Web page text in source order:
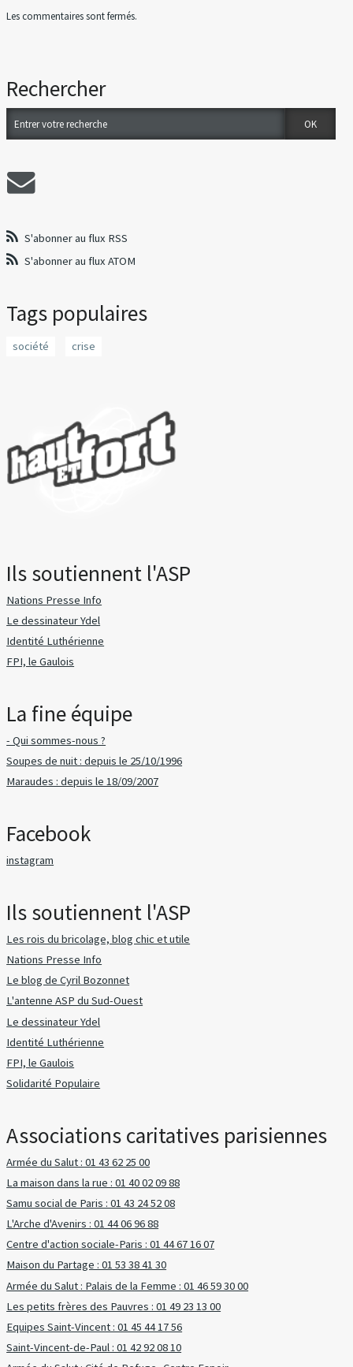
Rechercher
S'abonner au flux RSS
S'abonner au flux ATOM
Tags populaires
société crise
Ils soutiennent l'ASP
Nations Presse Info
Le dessinateur Ydel
Identité Luthérienne
FPI, le Gaulois
La fine équipe
- Qui sommes-nous ?
Soupes de nuit : depuis le 25/10/1996
Maraudes : depuis le 18/09/2007
Facebook
instagram
Ils soutiennent l'ASP
Les rois du bricolage, blog chic et utile
Nations Presse Info
Le blog de Cyril Bozonnet
L'antenne ASP du Sud-Ouest
Le dessinateur Ydel
Identité Luthérienne
FPI, le Gaulois
Solidarité Populaire
Associations caritatives parisiennes
Armée du Salut : 01 43 62 25 00
La maison dans la rue : 01 40 02 09 88
Samu social de Paris : 01 43 24 52 08
L'Arche d'Avenirs : 01 44 06 96 88
Centre d'action sociale-Paris : 01 44 67 16 07
Maison du Partage : 01 53 38 41 30
Armée du Salut : Palais de la Femme : 01 46 59 30 00
Les petits frères des Pauvres : 01 49 23 13 00
Equipes Saint-Vincent : 01 45 44 17 56
Saint-Vincent-de-Paul : 01 42 92 08 10
Les commentaires sont fermés.